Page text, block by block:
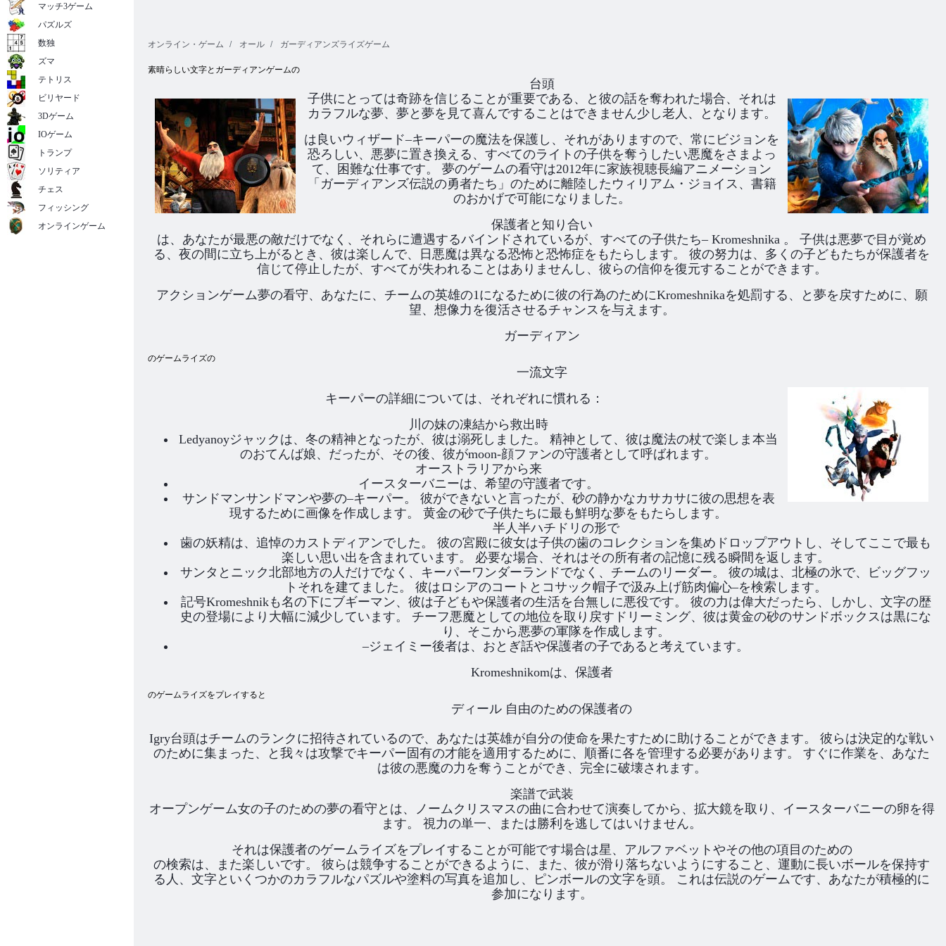
オンライン・ゲーム オール ガーディアンズライズゲーム
素晴らしい文字とガーディアンゲームの
台頭
子供にとっては奇跡を信じることが重要である、と彼の話を奪われた場合、それは
カラフルな夢、夢と夢を見て喜んですることはできません少し老人、となります。
は良いウィザード–キーパーの魔法を保護し、それがありますので、常にビジョンを
恐ろしい、悪夢に置き換える、すべてのライトの子供を奪うしたい悪魔をさまよっ
て、困難な仕事です。 夢のゲームの看守は2012年に家族視聴長編アニメーション
「ガーディアンズ伝説の勇者たち」のために離陸したウィリアム・ジョイス、書籍
のおかげで可能になりました。
保護者と知り合い
は、あなたが最悪の敵だけでなく、それらに遭遇するバインドされているが、すべての子供たち– Kromeshnika 。 子供は悪夢で目が覚め
る、夜の間に立ち上がるとき、彼は楽しんで、日悪魔は異なる恐怖と恐怖症をもたらします。 彼の努力は、多くの子どもたちが保護者を
信じて停止したが、すべてが失われることはありませんし、彼らの信仰を復元することができます。
アクションゲーム夢の看守、あなたに、チームの英雄の1になるために彼の行為のためにKromeshnikaを処罰する、と夢を戻すために、願
望、想像力を復活させるチャンスを与えます。
ガーディアン
のゲームライズの
一流文字
キーパーの詳細については、それぞれに慣れる：
川の妹の凍結から救出時
Ledyanoyジャックは、冬の精神となったが、彼は溺死しました。 精神として、彼は魔法の杖で楽しま本当
のおてんば娘、だったが、その後、彼がmoon-顔ファンの守護者として呼ばれます。
オーストラリアから来
イースターバニーは、希望の守護者です。
サンドマンサンドマンや夢の–キーパー。 彼ができないと言ったが、砂の静かなカサカサに彼の思想を表
現するために画像を作成します。 黄金の砂で子供たちに最も鮮明な夢をもたらします。
半人半ハチドリの形で
歯の妖精は、追悼のカストディアンでした。 彼の宮殿に彼女は子供の歯のコレクションを集めドロップアウトし、そしてここで最も
楽しい思い出を含まれています。 必要な場合、それはその所有者の記憶に残る瞬間を返します。
サンタとニック北部地方の人だけでなく、キーパーワンダーランドでなく、チームのリーダー。 彼の城は、北極の氷で、ビッグフッ
トそれを建てました。 彼はロシアのコートとコサック帽子で汲み上げ筋肉偏心–を検索します。
記号Kromeshnikも名の下にブギーマン、彼は子どもや保護者の生活を台無しに悪役です。 彼の力は偉大だったら、しかし、文字の歴
史の登場により大幅に減少しています。 チーフ悪魔としての地位を取り戻すドリーミング、彼は黄金の砂のサンドボックスは黒にな
り、そこから悪夢の軍隊を作成します。
–ジェイミー後者は、おとぎ話や保護者の子であると考えています。
Kromeshnikomは、保護者
のゲームライズをプレイすると
ディール 自由のための保護者の
Igry台頭はチームのランクに招待されているので、あなたは英雄が自分の使命を果たすために助けることができます。 彼らは決定的な戦い
のために集まった、と我々は攻撃でキーパー固有の才能を適用するために、順番に各を管理する必要があります。 すぐに作業を、あなた
は彼の悪魔の力を奪うことができ、完全に破壊されます。
楽譜で武装
オープンゲーム女の子のための夢の看守とは、ノームクリスマスの曲に合わせて演奏してから、拡大鏡を取り、イースターバニーの卵を得
ます。 視力の単一、または勝利を逃してはいけません。
それは保護者のゲームライズをプレイすることが可能です場合は星、アルファベットやその他の項目のための
の検索は、また楽しいです。 彼らは競争することができるように、また、彼が滑り落ちないようにすること、運動に長いボールを保持す
る人、文字といくつかのカラフルなパズルや塗料の写真を追加し、ピンボールの文字を頭。 これは伝説のゲームです、あなたが積極的に
参加になります。
マッチ3ゲーム
パズルズ
数独
ズマ
テトリス
ビリヤード
3Dゲーム
IOゲーム
トランプ
ソリティア
チェス
フィッシング
オンラインゲーム